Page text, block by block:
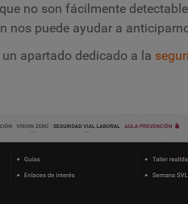
no son fácilmente
nos puede ayudar a
apartado dedicado a la